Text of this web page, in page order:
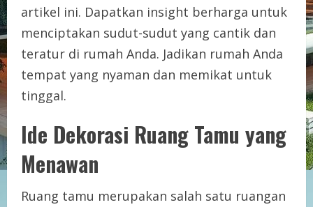
artikel ini. Dapatkan insight berharga untuk
menciptakan sudut-sudut yang cantik dan
teratur di rumah Anda. Jadikan rumah Anda
tempat yang nyaman dan memikat untuk
tinggal.
Ide Dekorasi Ruang Tamu yang
Menawan
Ruang tamu merupakan salah satu ruangan